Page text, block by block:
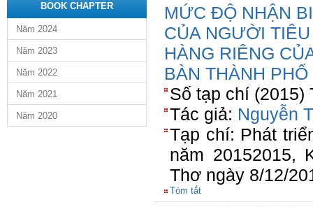
BOOK CHAPTER
Năm 2024
Năm 2023
Năm 2022
Năm 2021
Năm 2020
MỨC ĐỘ NHẬN
CỦA NGƯỜI
HÀNG RIÊNG
BÀN THÀNH
Số tạp chí (2015)
Tác giả: Nguyễn
Tạp chí: Phát
năm 20152015,
Thơ ngày 8/12/
Tóm tắt